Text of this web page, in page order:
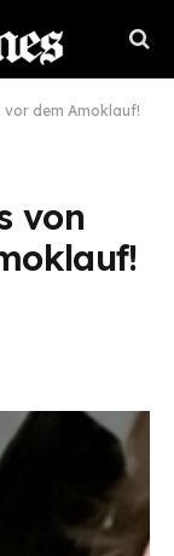
vor dem Amoklauf!
von